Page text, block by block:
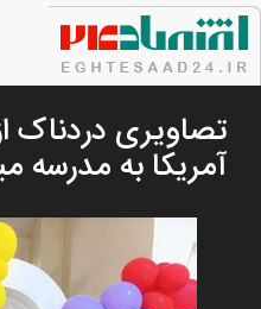
تصاویری دردناک
آمریکا به مدرسه